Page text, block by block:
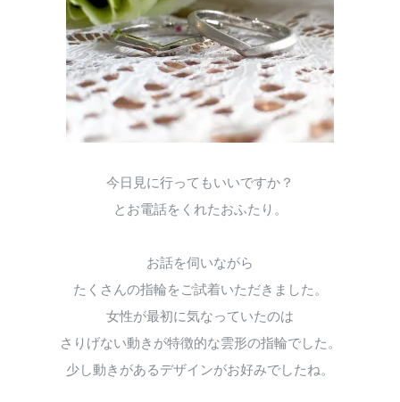
今日見に行ってもいいですか？
とお電話をくれたおふたり。
お話を伺いながら
たくさんの指輪をご試着いただきました。
女性が最初に気なっていたのは
さりげない動きが特徴的な雲形の指輪でした。
少し動きがあるデザインがお好みでしたね。